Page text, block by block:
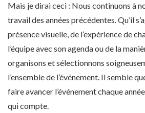
Mais je dirai ceci : Nous continuons à
travail des années précédentes. Qu’il
présence visuelle, de l’expérience de
l’équipe avec son agenda ou de la
organisons et sélectionnons
l’ensemble de l’événement. Il semble
faire avancer l’événement chaque
qui compte.